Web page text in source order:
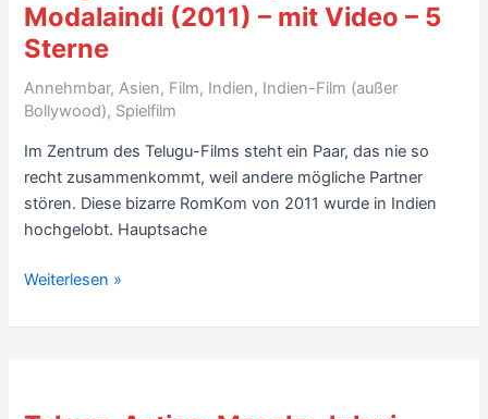
mit
Vinay
–
Videos
–
7
Sterne
Modalaindi (2011) – mit Video – 5
Sterne
Annehmbar, Asien, Film, Indien, Indien-Film (außer
Bollywood), Spielfilm
Im Zentrum des Telugu-Films steht ein Paar, das nie so
recht zusammenkommt, weil andere mögliche Partner
stören. Diese bizarre RomKom von 2011 wurde in Indien
hochgelobt. Hauptsache
Telugu-
(Indien):
Weiterlesen »